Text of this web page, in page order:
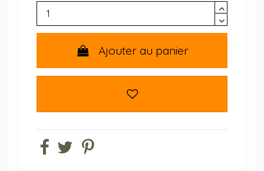
Ajouter au panier